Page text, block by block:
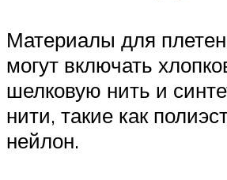
Материалы для
могут включать
шелковую нить и
нити, такие как
нейлон.